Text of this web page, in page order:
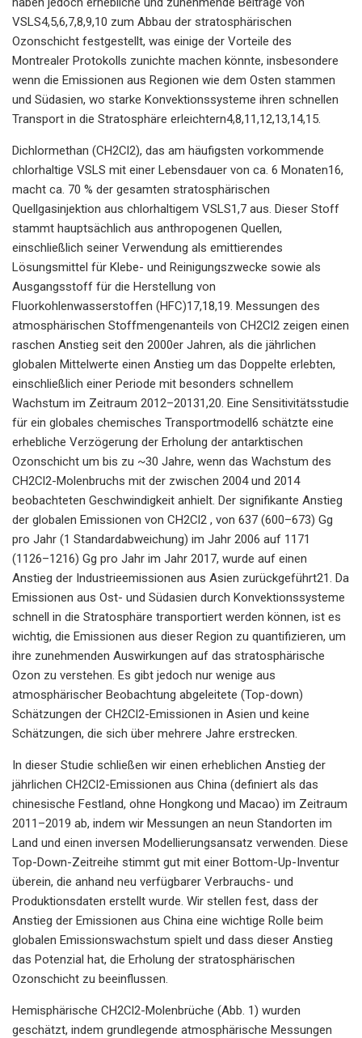
VSLS4,5,6,7,8,9,10 zum Abbau der stratosphärischen
Ozonschicht festgestellt, was einige der Vorteile des
Montrealer Protokolls zunichte machen könnte, insbesondere
wenn die Emissionen aus Regionen wie dem Osten stammen
und Südasien, wo starke Konvektionssysteme ihren schnellen
Transport in die Stratosphäre erleichtern4,8,11,12,13,14,15.
Dichlormethan (CH2Cl2), das am häufigsten vorkommende
chlorhaltige VSLS mit einer Lebensdauer von ca. 6 Monaten16,
macht ca. 70 % der gesamten stratosphärischen
Quellgasinjektion aus chlorhaltigem VSLS1,7 aus. Dieser Stoff
stammt hauptsächlich aus anthropogenen Quellen,
einschließlich seiner Verwendung als emittierendes
Lösungsmittel für Klebe- und Reinigungszwecke sowie als
Ausgangsstoff für die Herstellung von
Fluorkohlenwasserstoffen (HFC)17,18,19. Messungen des
atmosphärischen Stoffmengenanteils von CH2Cl2 zeigen einen
raschen Anstieg seit den 2000er Jahren, als die jährlichen
globalen Mittelwerte einen Anstieg um das Doppelte erlebten,
einschließlich einer Periode mit besonders schnellem
Wachstum im Zeitraum 2012–20131,20. Eine Sensitivitätsstudie
für ein globales chemisches Transportmodell6 schätzte eine
erhebliche Verzögerung der Erholung der antarktischen
Ozonschicht um bis zu ~30 Jahre, wenn das Wachstum des
CH2Cl2-Molenbruchs mit der zwischen 2004 und 2014
beobachteten Geschwindigkeit anhielt. Der signifikante Anstieg
der globalen Emissionen von CH2Cl2 , von 637 (600–673) Gg
pro Jahr (1 Standardabweichung) im Jahr 2006 auf 1171
(1126–1216) Gg pro Jahr im Jahr 2017, wurde auf einen
Anstieg der Industrieemissionen aus Asien zurückgeführt21. Da
Emissionen aus Ost- und Südasien durch Konvektionssysteme
schnell in die Stratosphäre transportiert werden können, ist es
wichtig, die Emissionen aus dieser Region zu quantifizieren, um
ihre zunehmenden Auswirkungen auf das stratosphärische
Ozon zu verstehen. Es gibt jedoch nur wenige aus
atmosphärischer Beobachtung abgeleitete (Top-down)
Schätzungen der CH2Cl2-Emissionen in Asien und keine
Schätzungen, die sich über mehrere Jahre erstrecken.
In dieser Studie schließen wir einen erheblichen Anstieg der
jährlichen CH2Cl2-Emissionen aus China (definiert als das
chinesische Festland, ohne Hongkong und Macao) im Zeitraum
2011–2019 ab, indem wir Messungen an neun Standorten im
Land und einen inversen Modellierungsansatz verwenden. Diese
Top-Down-Zeitreihe stimmt gut mit einer Bottom-Up-Inventur
überein, die anhand neu verfügbarer Verbrauchs- und
Produktionsdaten erstellt wurde. Wir stellen fest, dass der
Anstieg der Emissionen aus China eine wichtige Rolle beim
globalen Emissionswachstum spielt und dass dieser Anstieg
das Potenzial hat, die Erholung der stratosphärischen
Ozonschicht zu beeinflussen.
Hemisphärische CH2Cl2-Molenbrüche (Abb. 1) wurden
geschätzt, indem grundlegende atmosphärische Messungen